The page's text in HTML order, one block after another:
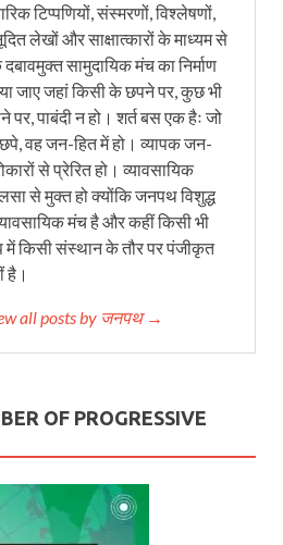
टिप्पणियों, संस्मरणों, विश्लेषणों,
लेखों और साक्षात्कारों के माध्यम से
सामुदायिक मंच का निर्माण
जाए जहां किसी के छपने पर, कुछ भी
पर, पाबंदी न हो। शर्त बस एक हैः जो
वह जन-हित में हो। व्यापक जन-
से प्रेरित हो। व्यावसायिक
से मुक्त हो क्योंकि जनपथ विशुद्ध
मंच है और कहीं किसी भी
किसी संस्थान के तौर पर पंजीकृत
है।
all posts by जनपथ →
OF PROGRESSIVE